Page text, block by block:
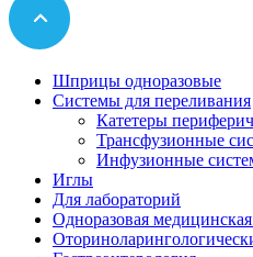
Шприцы одноразовые
Системы для переливания
Катетеры
Трансфузионные
Инфузионные
Иглы
Для лабораторий
Одноразовая